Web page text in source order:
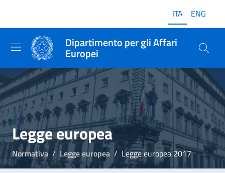
ITA ENG
Dipartimento per gli Affari
Europei
Legge europea
Normativa Legge europea Legge europea 2017